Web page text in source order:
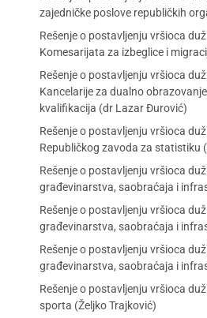
zajedničke poslove republičkih
Rešenje o postavljenju vršioca
Komesarijata za izbeglice i
Rešenje o postavljenju vršioca
Kancelarije za dualno
kvalifikacija (dr Lazar Đurović)
Rešenje o postavljenju vršioca
Republičkog zavoda za statistiku
Rešenje o postavljenju vršioca
građevinarstva, saobraćaja i
Rešenje o postavljenju vršioca
građevinarstva, saobraćaja i
Rešenje o postavljenju vršioca
građevinarstva, saobraćaja i
Rešenje o postavljenju vršioca
sporta (Željko Trajković)